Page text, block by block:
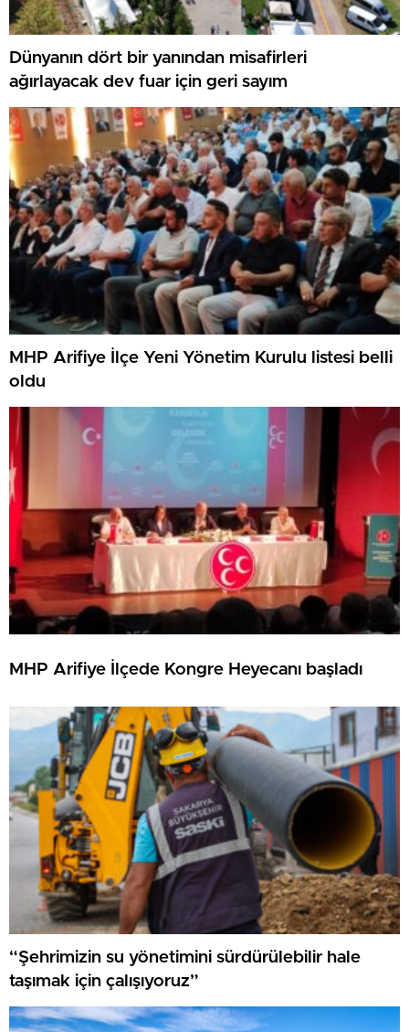
Dünyanın dört bir yanından misafirleri
ağırlayacak dev fuar için geri sayım
MHP Arifiye İlçe Yeni Yönetim Kurulu listesi belli
oldu
MHP Arifiye İlçede Kongre Heyecanı başladı
“Şehrimizin su yönetimini sürdürülebilir hale
taşımak için çalışıyoruz”